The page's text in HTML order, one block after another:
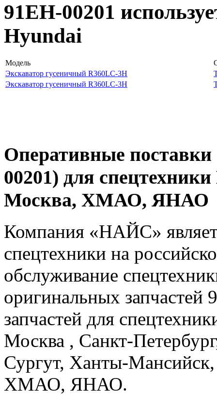
91EH-00201
Hyundai
Модель
Экскаватор гусеничный R360LC-3H
Экскаватор гусеничный R360LC-3H
Оперативные
00201) для
Москва, ХМАО, ЯНАО
Компания «НАЙС»
спецтехники на
обслуживание
оригинальных
запчастей для
Москва , Санкт-
Сургут, Ханты-
ХМАО, ЯНАО.